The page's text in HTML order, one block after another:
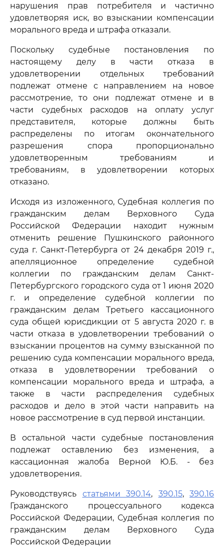
нарушения прав потребителя и частично
удовлетворяя иск, во взыскании компенсации
морального вреда и штрафа отказали.
Поскольку судебные постановления по
настоящему делу в части отказа в
удовлетворении отдельных требований
подлежат отмене с направлением на новое
рассмотрение, то они подлежат отмене и в
части судебных расходов на оплату услуг
представителя, которые должны быть
распределены по итогам окончательного
разрешения спора пропорционально
удовлетворенным требованиям и
требованиям, в удовлетворении которых
отказано.
Исходя из изложенного, Судебная коллегия по
гражданским делам Верховного Суда
Российской Федерации находит нужным
отменить решение Пушкинского районного
суда г. Санкт-Петербурга от 24 декабря 2019 г.,
апелляционное определение судебной
коллегии по гражданским делам Санкт-
Петербургского городского суда от 1 июня 2020
г. и определение судебной коллегии по
гражданским делам Третьего кассационного
суда общей юрисдикции от 5 августа 2020 г. в
части отказа в удовлетворении требований о
взыскании процентов на сумму взысканной по
решению суда компенсации морального вреда,
отказа в удовлетворении требований о
компенсации морального вреда и штрафа, а
также в части распределения судебных
расходов и дело в этой части направить на
новое рассмотрение в суд первой инстанции.
В остальной части судебные постановления
подлежат оставлению без изменения, а
кассационная жалоба Верной Ю.Б. - без
удовлетворения.
Руководствуясь статьями 390.14, 390.15, 390.16
Гражданского процессуального кодекса
Российской Федерации, Судебная коллегия по
гражданским делам Верховного Суда
Российской Федерации